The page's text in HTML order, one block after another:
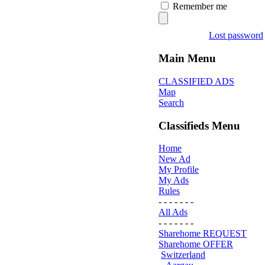
Remember me
Lost password
Main Menu
CLASSIFIED ADS
Map
Search
Classifieds Menu
Home
New Ad
My Profile
My Ads
Rules
- - - - - - -
All Ads
- - - - - - -
Sharehome REQUEST
Sharehome OFFER
Switzerland